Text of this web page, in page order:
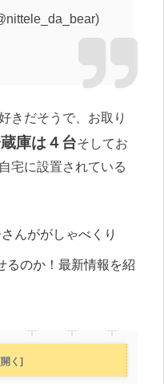
きだそうで、お取り
庫は４台そしてお
宅に設置されている
んががしゃべくり
るのか！最新情報を紹